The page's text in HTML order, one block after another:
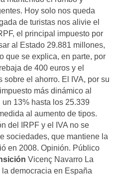
Hoy solo nos queda
de turistas nos alivie el
el principal impuesto por
al Estado 29.881 millones,
que se explica, en parte, por
de 400 euros y el
sobre el ahorro. El IVA, por su
más dinámico al
13% hasta los 25.339
al aumento de tipos.
del IRPF y el IVA no se
sociedades, que mantiene la
en 2008. Opinión. Público
Vicenç Navarro La
democracia en España